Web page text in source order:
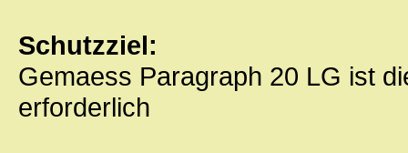
Schutzziel:
Gemaess Paragraph 20 LG ist
erforderlich